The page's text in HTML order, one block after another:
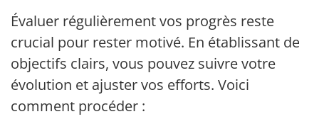
Évaluer régulièrement vos progrès reste
crucial pour rester motivé. En établissant des
objectifs clairs, vous pouvez suivre votre
évolution et ajuster vos efforts. Voici
comment procéder :